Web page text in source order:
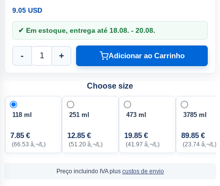
9.05 USD
✔ Em estoque, entrega até 18.08. - 20.08.
- + Adicionar ao Carrinho
Choose size
118 ml
7.85 €
(66.53 â‚¬/L)
251 ml
12.85 €
(51.20 â‚¬/L)
473 ml
19.85 €
(41.97 â‚¬/L)
3785 ml
89.85 €
(23.74 â‚¬/L)
Preço incluindo IVA plus custos de envio